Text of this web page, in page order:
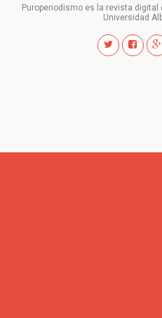
Puroperiodismo es la revista
Universidad